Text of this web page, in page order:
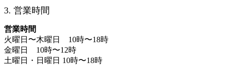
3. 営業時間
営業時間
火曜日〜木曜日 10時〜18時
金曜日 10時〜12時
土曜日・日曜日 10時〜18時